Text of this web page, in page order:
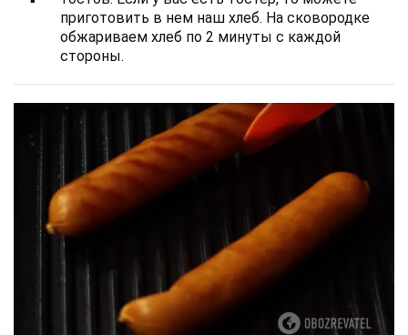
приготовить в нем наш хлеб. На сковородке
обжариваем хлеб по 2 минуты с каждой
стороны.